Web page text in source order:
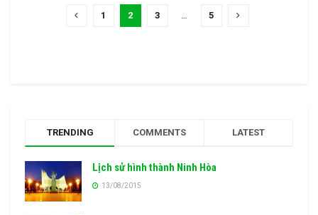
1 2 3 5
TRENDING COMMENTS LATEST
Lịch sử hình thành Ninh Hòa
13/08/2015